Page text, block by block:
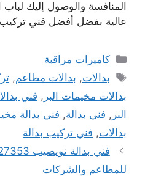
المنافسة والوصول إليك لباب
عالية بفضل أفضل فني
التصنيفات
كاميرات مراقبة
الوسوم
بدالات, بدالات مطاعم,
بدالات مخيمات البر , فني
البر , فني بدالة, فني بدالة
بدالات, فني تركيب بدالة
للمطاعم والشركات